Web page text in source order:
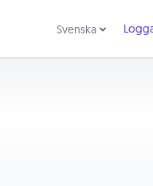
Svenska